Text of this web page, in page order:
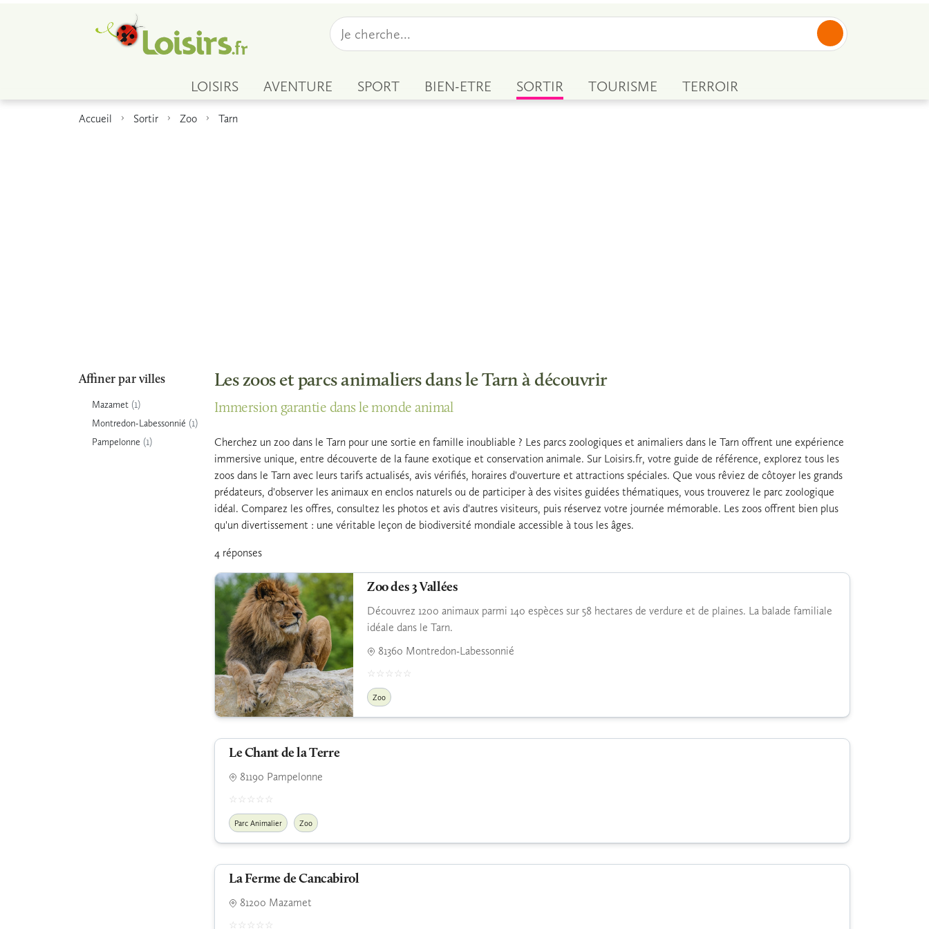
LOISIRS AVENTURE SPORT BIEN-ETRE SORTIR TOURISME TERROIR
Accueil Sortir Zoo Tarn
Affiner par villes
Mazamet (1)
Montredon-Labessonnié (1)
Pampelonne (1)
Les zoos et parcs animaliers dans le Tarn à découvrir
Immersion garantie dans le monde animal
Cherchez un zoo dans le Tarn pour une sortie en famille inoubliable ? Les parcs zoologiques et animaliers dans le Tarn offrent une expérience
immersive unique, entre découverte de la faune exotique et conservation animale. Sur Loisirs.fr, votre guide de référence, explorez tous les
zoos dans le Tarn avec leurs tarifs actualisés, avis vérifiés, horaires d'ouverture et attractions spéciales. Que vous rêviez de côtoyer les grands
prédateurs, d'observer les animaux en enclos naturels ou de participer à des visites guidées thématiques, vous trouverez le parc zoologique
idéal. Comparez les offres, consultez les photos et avis d'autres visiteurs, puis réservez votre journée mémorable. Les zoos offrent bien plus
qu'un divertissement : une véritable leçon de biodiversité mondiale accessible à tous les âges.
4 réponses
Zoo des 3 Vallées
Découvrez 1200 animaux parmi 140 espèces sur 58 hectares de verdure et de plaines. La balade familiale
idéale dans le Tarn.
81360 Montredon-Labessonnié
Zoo
Le Chant de la Terre
81190 Pampelonne
Parc Animalier Zoo
La Ferme de Cancabirol
81200 Mazamet